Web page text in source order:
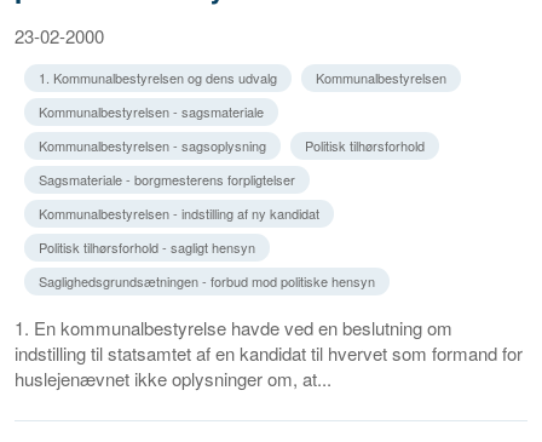
23-02-2000
1. Kommunalbestyrelsen og dens udvalg
Kommunalbestyrelsen
Kommunalbestyrelsen - sagsmateriale
Kommunalbestyrelsen - sagsoplysning
Politisk tilhørsforhold
Sagsmateriale - borgmesterens forpligtelser
Kommunalbestyrelsen - indstilling af ny kandidat
Politisk tilhørsforhold - sagligt hensyn
Saglighedsgrundsætningen - forbud mod politiske hensyn
1. En kommunalbestyrelse havde ved en beslutning om
indstilling til statsamtet af en kandidat til hvervet som formand for
huslejenævnet ikke oplysninger om, at...